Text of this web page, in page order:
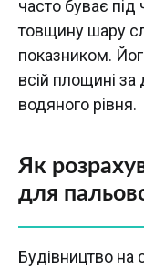
часто буває
товщину шару
показником.
всій площині
водяного рівня.
Як
для
Будівництво на